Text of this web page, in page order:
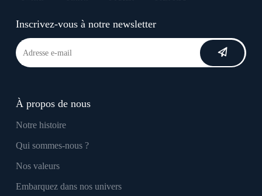
Inscrivez-vous à notre newsletter
À propos de nous
Notre histoire
Qui sommes-nous ?
Nos valeurs
Embarquez dans nos univers